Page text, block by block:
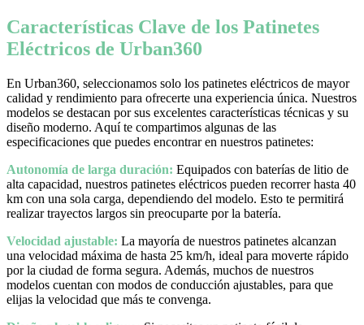
Características Clave de los Patinetes
Eléctricos de Urban360
En Urban360, seleccionamos solo los patinetes eléctricos de mayor
calidad y rendimiento para ofrecerte una experiencia única. Nuestros
modelos se destacan por sus excelentes características técnicas y su
diseño moderno. Aquí te compartimos algunas de las
especificaciones que puedes encontrar en nuestros patinetes:
Autonomía de larga duración: Equipados con baterías de litio de
alta capacidad, nuestros patinetes eléctricos pueden recorrer hasta 40
km con una sola carga, dependiendo del modelo. Esto te permitirá
realizar trayectos largos sin preocuparte por la batería.
Velocidad ajustable: La mayoría de nuestros patinetes alcanzan
una velocidad máxima de hasta 25 km/h, ideal para moverte rápido
por la ciudad de forma segura. Además, muchos de nuestros
modelos cuentan con modos de conducción ajustables, para que
elijas la velocidad que más te convenga.